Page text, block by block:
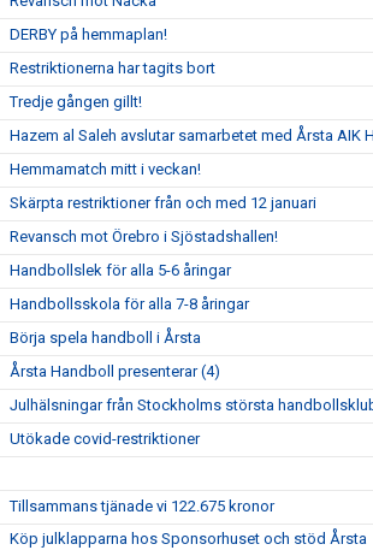
DERBY på hemmaplan!
Restriktionerna har tagits bort
Tredje gången gillt!
Hazem al Saleh avslutar samarbetet med Årsta AIK
Hemmamatch mitt i veckan!
Skärpta restriktioner från och med 12 januari
Revansch mot Örebro i Sjöstadshallen!
Handbollslek för alla 5-6 åringar
Handbollsskola för alla 7-8 åringar
Börja spela handboll i Årsta
Årsta Handboll presenterar (4)
Julhälsningar från Stockholms största
Utökade covid-restriktioner
Tillsammans tjänade vi 122.675 kronor
Köp julklapparna hos Sponsorhuset och stöd Årsta